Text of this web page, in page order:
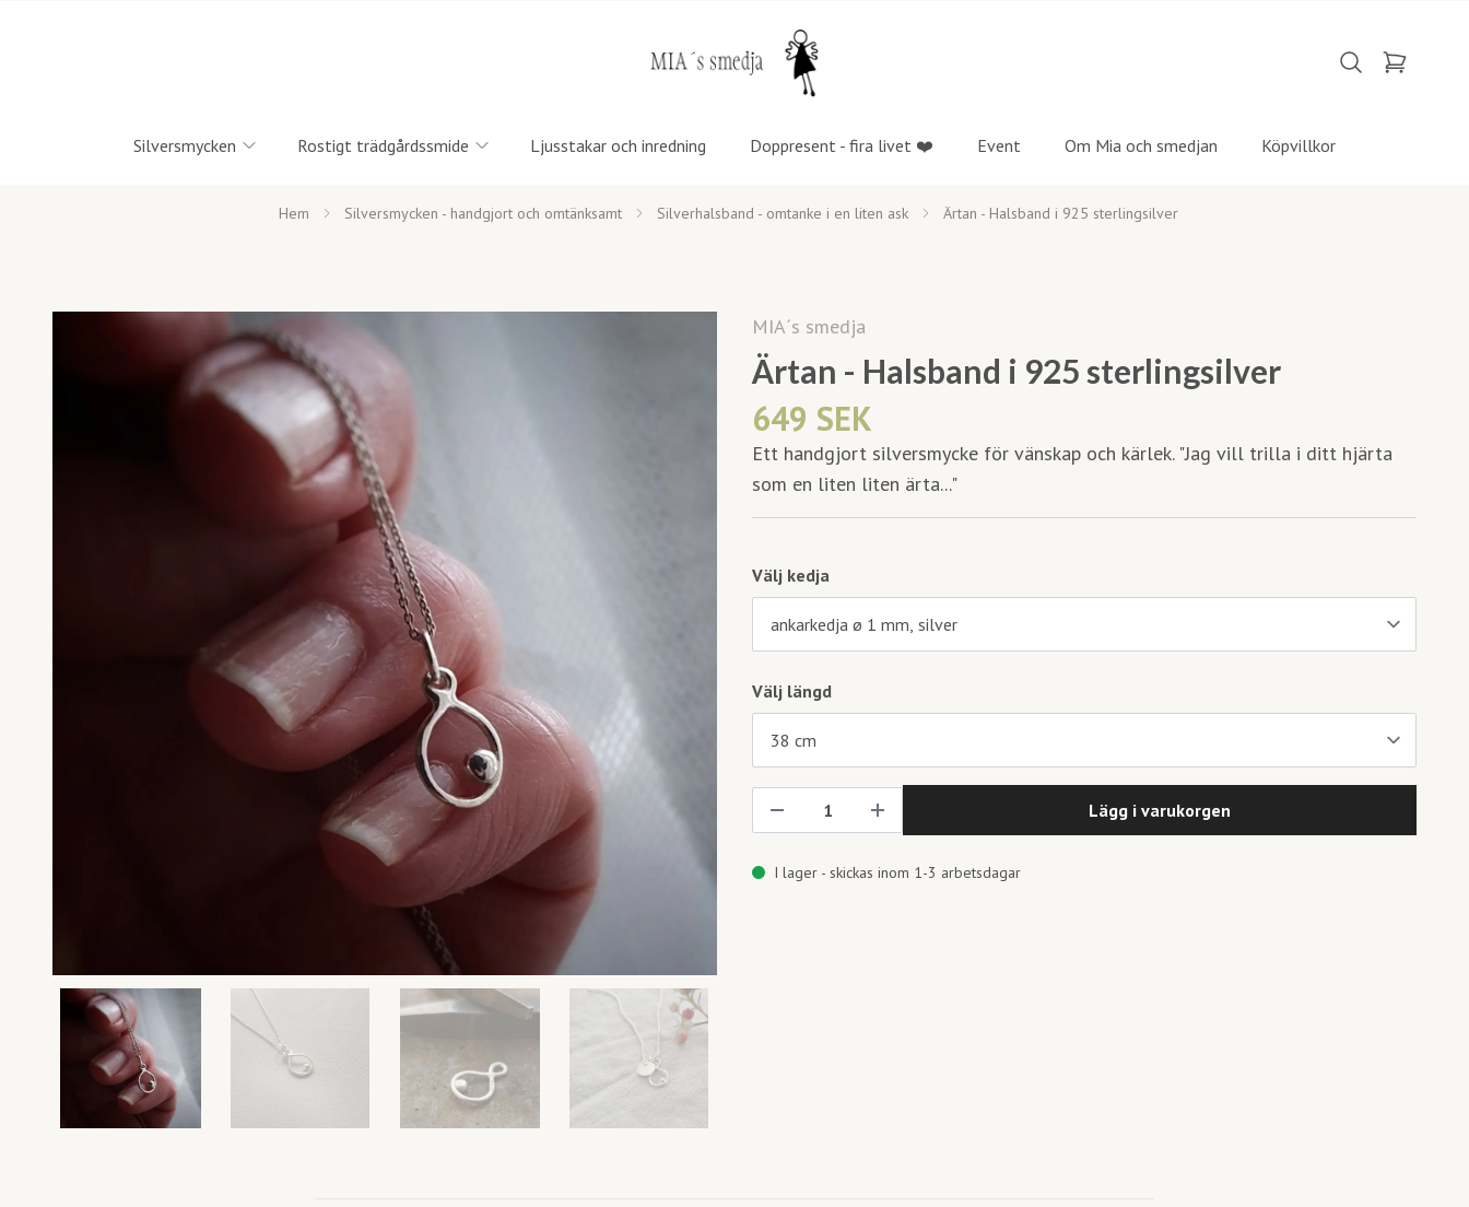
Silversmycken Rostigt trädgårdssmide Ljusstakar och inredning Doppresent - fira livet ❤️ Event Om Mia och smedjan Köpvillkor
Hem Silversmycken - handgjort och omtänksamt Silverhalsband - omtanke i en liten ask Ärtan - Halsband i 925 sterlingsilver
MIA´s smedja
Ärtan - Halsband i 925 sterlingsilver
649 SEK
Ett handgjort silversmycke för vänskap och kärlek. "Jag vill trilla i ditt hjärta
som en liten liten ärta..."
Välj kedja
Välj längd
Lägg i varukorgen
I lager - skickas inom 1-3 arbetsdagar